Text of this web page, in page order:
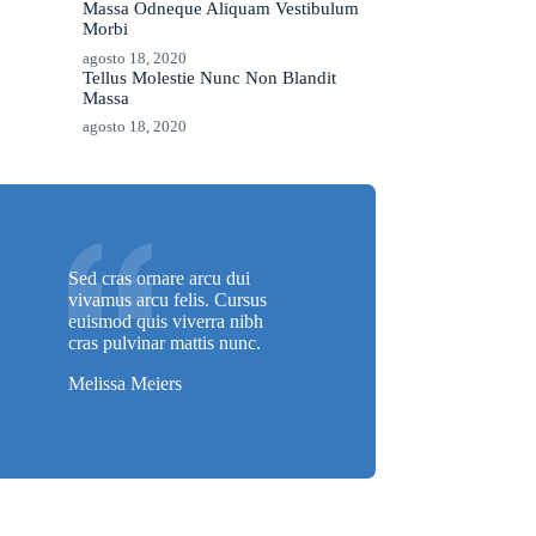
Massa Odneque Aliquam Vestibulum
Morbi
agosto 18, 2020
Tellus Molestie Nunc Non Blandit
Massa
agosto 18, 2020
Sed cras ornare arcu dui
vivamus arcu felis. Cursus
euismod quis viverra nibh
cras pulvinar mattis nunc.
Melissa Meiers